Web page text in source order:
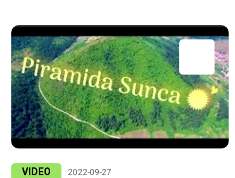
VIDEO 2022-09-27